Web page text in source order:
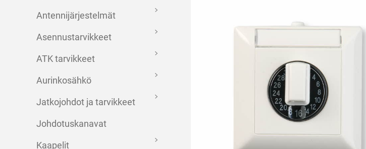
Antennijärjestelmät
Asennustarvikkeet
ATK tarvikkeet
Aurinkosähkö
Jatkojohdot ja tarvikkeet
Johdotuskanavat
Kaapelit